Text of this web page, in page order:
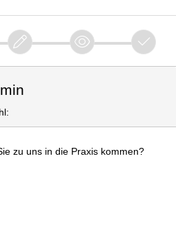
zu uns in die Praxis kommen?